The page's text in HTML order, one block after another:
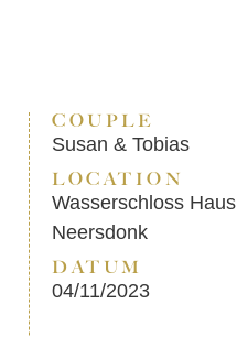
COUPLE
Susan & Tobias
LOCATION
Wasserschloss Haus
Neersdonk
DATUM
04/11/2023